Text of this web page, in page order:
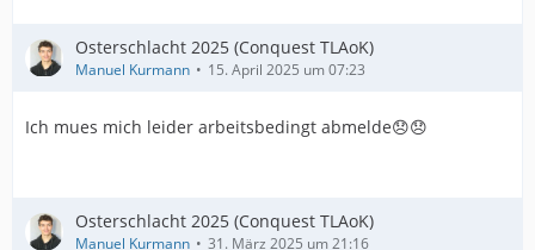
Osterschlacht 2025 (Conquest TLAoK)
Manuel Kurmann 15. April 2025 um 07:23
Ich mues mich leider arbeitsbedingt abmelde😞😞
Osterschlacht 2025 (Conquest TLAoK)
Manuel Kurmann 31. März 2025 um 21:16